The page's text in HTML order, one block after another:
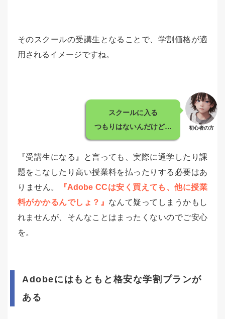
そのスクールの受講生となることで、学割価格が適
用されるイメージですね。
スクールに入る
つもりはないんだけど…
初心者の方
『受講生になる』と言っても、実際に通学したり課
題をこなしたり高い授業料を払ったりする必要はあ
りません。
『Adobe CCは安く買えても、他に授業
料がかかるんでしょ？』 なんて疑ってしまうかもし
れませんが、そんなことはまったくないのでご安心
を。
Adobeにはもともと格安な学割プランが
ある